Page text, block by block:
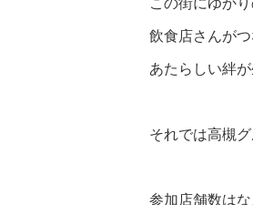
飲食店さんがつ
あたらしい絆
それでは高槻
参加店舗数は